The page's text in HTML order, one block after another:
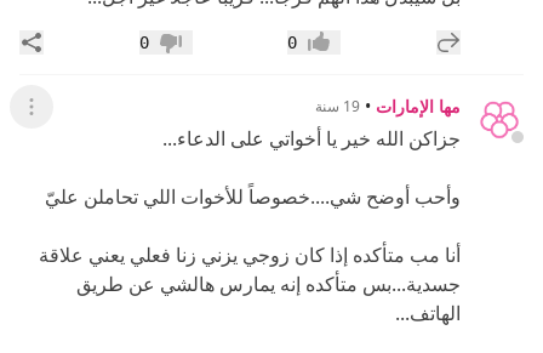
إضافة رد جديد إعجاب0 عدم إعجاب
0
مها الإمارات • 19 سنة عرض
جزاكن الله خير يا أخواتي على الدعاء...
وأحب أوضح شي....خصوصاً للأخوات اللي تحاملن عليّ
أنا مب متأكده إذا كان زوجي يزني زنا فعلي يعني علاقة
جسدية...بس متأكده إنه يمارس هالشي عن طريق
الهاتف...